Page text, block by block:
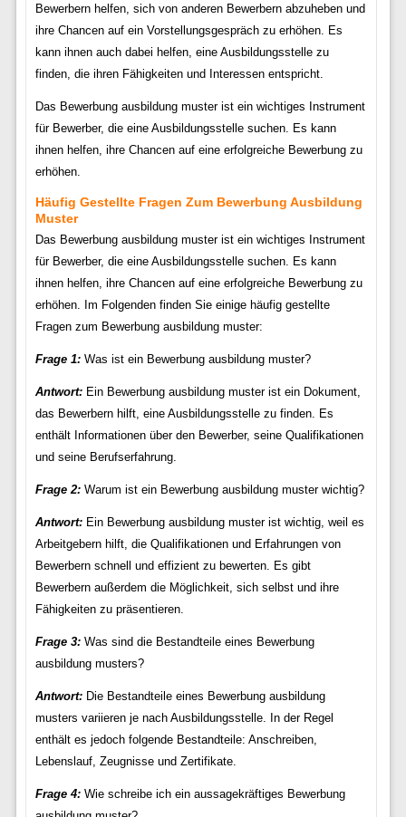
Bewerbern helfen, sich von anderen Bewerbern abzuheben und
ihre Chancen auf ein Vorstellungsgespräch zu erhöhen. Es
kann ihnen auch dabei helfen, eine Ausbildungsstelle zu
finden, die ihren Fähigkeiten und Interessen entspricht.
Das Bewerbung ausbildung muster ist ein wichtiges Instrument
für Bewerber, die eine Ausbildungsstelle suchen. Es kann
ihnen helfen, ihre Chancen auf eine erfolgreiche Bewerbung zu
erhöhen.
Häufig Gestellte Fragen Zum Bewerbung Ausbildung
Muster
Das Bewerbung ausbildung muster ist ein wichtiges Instrument
für Bewerber, die eine Ausbildungsstelle suchen. Es kann
ihnen helfen, ihre Chancen auf eine erfolgreiche Bewerbung zu
erhöhen. Im Folgenden finden Sie einige häufig gestellte
Fragen zum Bewerbung ausbildung muster:
Frage 1:Was ist ein Bewerbung ausbildung muster?
Antwort:Ein Bewerbung ausbildung muster ist ein Dokument,
das Bewerbern hilft, eine Ausbildungsstelle zu finden. Es
enthält Informationen über den Bewerber, seine Qualifikationen
und seine Berufserfahrung.
Frage 2:Warum ist ein Bewerbung ausbildung muster wichtig?
Antwort:Ein Bewerbung ausbildung muster ist wichtig, weil es
Arbeitgebern hilft, die Qualifikationen und Erfahrungen von
Bewerbern schnell und effizient zu bewerten. Es gibt
Bewerbern außerdem die Möglichkeit, sich selbst und ihre
Fähigkeiten zu präsentieren.
Frage 3:Was sind die Bestandteile eines Bewerbung
ausbildung musters?
Antwort:Die Bestandteile eines Bewerbung ausbildung
musters variieren je nach Ausbildungsstelle. In der Regel
enthält es jedoch folgende Bestandteile: Anschreiben,
Lebenslauf, Zeugnisse und Zertifikate.
Frage 4:Wie schreibe ich ein aussagekräftiges Bewerbung